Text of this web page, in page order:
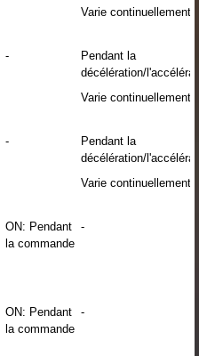
Varie continuellement
-
Pendant la
décélération/
Varie continuellement
-
Pendant la
décélération/
Varie continuellement
ON: Pendant
la commande
-
ON: Pendant
la commande
-